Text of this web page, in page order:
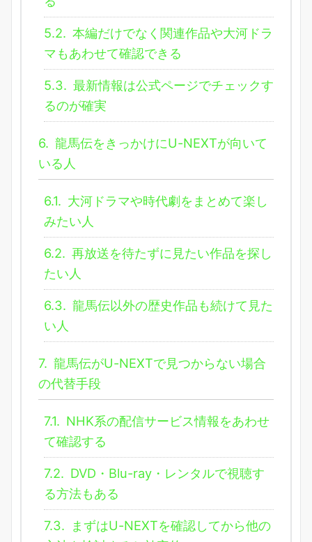
5.2. 本編だけでなく関連作品や大河ドラ
マもあわせて確認できる
5.3. 最新情報は公式ページでチェックす
るのが確実
6. 龍馬伝をきっかけにU-NEXTが向いて
いる人
6.1. 大河ドラマや時代劇をまとめて楽し
みたい人
6.2. 再放送を待たずに見たい作品を探し
たい人
6.3. 龍馬伝以外の歴史作品も続けて見た
い人
7. 龍馬伝がU-NEXTで見つからない場合
の代替手段
7.1. NHK系の配信サービス情報をあわせ
て確認する
7.2. DVD・Blu-ray・レンタルで視聴す
る方法もある
7.3.
まずはU-NEXTを確認してから他の